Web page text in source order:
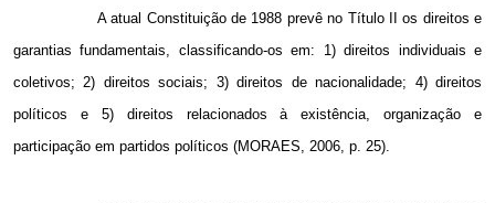
A atual Constituição de 1988 prevê no Título II os direitos e
garantias fundamentais, classificando-os em: 1) direitos individuais e
coletivos; 2) direitos sociais; 3) direitos de nacionalidade; 4) direitos
políticos e 5) direitos relacionados à existência, organização e
participação em partidos políticos (MORAES, 2006, p. 25).